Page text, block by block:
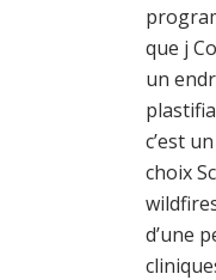
que j
un
c’est
choix
d’une